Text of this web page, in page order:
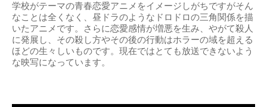
学校がテーマの青春恋愛アニメをイメージしがちですがそん
なことは全くなく、昼ドラのようなドロドロの三角関係を描
いたアニメです。さらに恋愛感情が増悪を生み、やがて殺人
に発展し、その殺し方やその後の行動はホラーの域を超える
ほどの生々しいものです。現在ではとても放送できないよう
な映写になっています。